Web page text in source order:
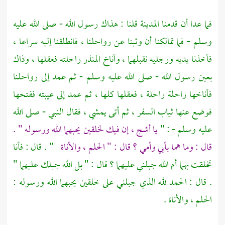
فما عدا أن قدمناالمدينةقلنا : هذاك رسول الله - صلى الله عليه
وسلم - فما تمالكنا أن وثبنا عن رواحلنا ، فانطلقنا إليه سراعا ،
فأخذنا يديه ورجليه نقبلهما ، وأناخالمنذرراحلته فعقلها ، وذاك
بعين رسول الله - صلى الله عليه وسلم - ثم عمد إلى رواحلنا
فأناخها راحلة راحلة ، فعقلها كلها ، ثم عمد إلى عيبته ففتحها
فوضع عنها ثياب السفر ، ثم أتى يمشي ، فقال النبي - صلى الله
عليه وسلم - : "ياأشج، إن فيك لخلقين يحبهما الله ورسوله " .
قال : وما هما بأبي وأمي ؟ قال : " الحلم ، والأناة " . قال : فأنا
تخلقت بهما أم الله جبلني عليهما ؟ قال : " بل الله جبلك عليهما "
. قال : الحمد لله الذي جبلني على خلقين يحبهما الله ورسوله :
الحلم ، والأناة .